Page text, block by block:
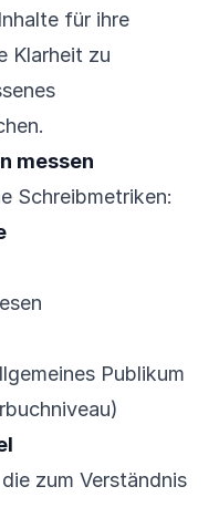
für ihre
Klarheit zu
messen
Schreibmetriken:
Publikum
zum Verständnis